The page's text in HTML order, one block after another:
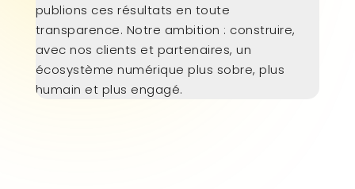
publions ces résultats en toute
transparence. Notre ambition : construire,
avec nos clients et partenaires, un
écosystème numérique plus sobre, plus
humain et plus engagé.